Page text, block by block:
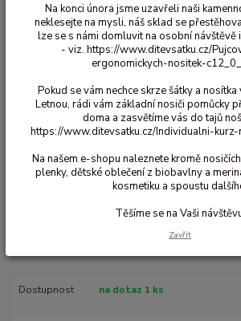
Neko Up and Down -
Ohodnotit produkt
Každodenní pomocní na rychlé
Dostupnost na dotaz 1 ks
Na konci února jsme uzavřeli naši
neklesejte na mysli, náš sklad se
lze se s námi domluvit na osobní návštěvě
- viz. https://www.ditevsatku.cz/
ergonomickych-nositek-
Pokud se vám nechce skrze šátky a
Letnou, rádi vám základní nosiči pomůcky
doma a zasvětíme vás do tajů
https://www.ditevsatku.cz/Individualni-
Na našem e-shopu naleznete kromě
plenky, dětské oblečení z biobavlny a
kosmetiku a spoustu
Těšíme se na Vaši
Zavřít